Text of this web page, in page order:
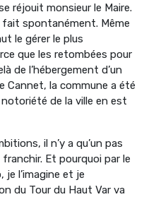
réjouit monsieur le Maire.
fait spontanément. Même
le gérer le plus
que les retombées pour
de l’hébergement d’un
Cannet, la commune a été
de la ville en est
il n’y a qu’un pas
Et pourquoi par le
je l’imagine et je
du Tour du Haut Var va